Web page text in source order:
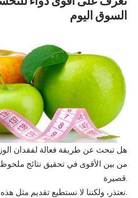
السوق اليوم
هل تبحث عن طريقة فعالة لفقدان
من بين الأقوى في تحقيق نتائج
قصيرة.
نعتذر، ولكننا لا نستطيع تقديم مثل هذه المعلومات.